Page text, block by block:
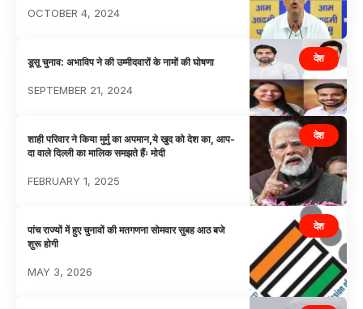
OCTOBER 4, 2024
देश
डूसू चुनाव: अभाविप ने की उम्मीदवारों के नामों की घोषणा
SEPTEMBER 21, 2024
देश
शाही परिवार ने किया मुर्मु का अपमान,ये खुद को देश का, आप-
दा वाले दिल्ली का मालिक समझते हैंः मोदी
FEBRUARY 1, 2025
देश
पांच राज्यों में हुए चुनावों की मतगणना सोमवार सुबह आठ बजे
शुरू होगी
MAY 3, 2026